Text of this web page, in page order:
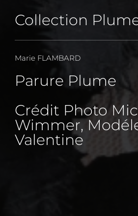
Collection
Marie FLAMBARD
Parure Plume
Crédit Photo
Wimmer,
Valentine